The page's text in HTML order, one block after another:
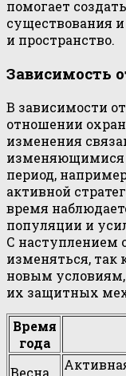
помогает
существования
и пространство.
Зависимость
В зависимости
отношении
изменения
изменяющимися
период,
активной
время
популяции и
С наступлением
изменяться, так
новым условиям,
их защитных
Время
года
Весна